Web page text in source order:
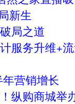
新生
局之道
服务升维+
营销增长
纵购商城举